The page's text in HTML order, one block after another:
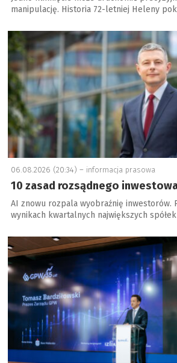
manipulację. Historia 72-letniej Heleny
a
06.08.2026 (20:34) – informacja prasowa
10 zasad rozsądnego
AI znowu rozpala wyobraźnię inwestorów.
wynikach kwartalnych największych
a